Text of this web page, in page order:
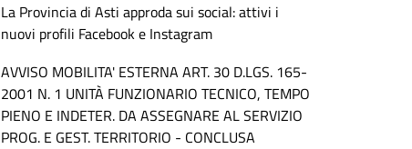
La Provincia di Asti approda sui social: attivi i
nuovi profili Facebook e Instagram
AVVISO MOBILITA' ESTERNA ART. 30 D.LGS. 165-
2001 N. 1 UNITÀ FUNZIONARIO TECNICO, TEMPO
PIENO E INDETER. DA ASSEGNARE AL SERVIZIO
PROG. E GEST. TERRITORIO - CONCLUSA